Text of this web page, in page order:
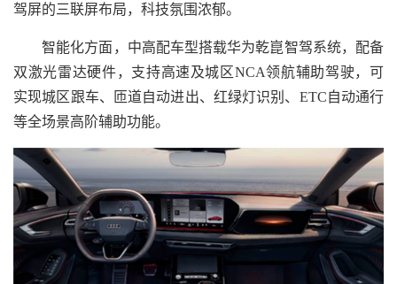
驾屏的三联屏布局，科技氛围浓郁。
智能化方面，中高配车型搭载华为乾崑智驾系统，配备
双激光雷达硬件，支持高速及城区NCA领航辅助驾驶，可
实现城区跟车、匝道自动进出、红绿灯识别、ETC自动通行
等全场景高阶辅助功能。